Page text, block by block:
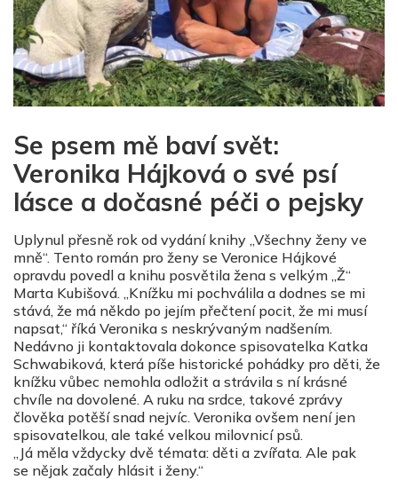
Se psem mě baví svět:
Veronika Hájková o své psí
lásce a dočasné péči o pejsky
Uplynul přesně rok od vydání knihy „Všechny ženy ve
mně“. Tento román pro ženy se Veronice Hájkové
opravdu povedl a knihu posvětila žena s velkým „Ž“
Marta Kubišová. „Knížku mi pochválila a dodnes se mi
stává, že má někdo po jejím přečtení pocit, že mi musí
napsat,“ říká Veronika s neskrývaným nadšením.
Nedávno ji kontaktovala dokonce spisovatelka Katka
Schwabiková, která píše historické pohádky pro děti, že
knížku vůbec nemohla odložit a strávila s ní krásné
chvíle na dovolené. A ruku na srdce, takové zprávy
člověka potěší snad nejvíc. Veronika ovšem není jen
spisovatelkou, ale také velkou milovnicí psů.
„Já měla vždycky dvě témata: děti a zvířata. Ale pak
se nějak začaly hlásit i ženy.“